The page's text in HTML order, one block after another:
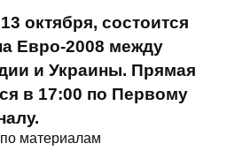
октября, состоится
Евро-2008 между
и Украины. Прямая
в 17:00 по Первому
материалам